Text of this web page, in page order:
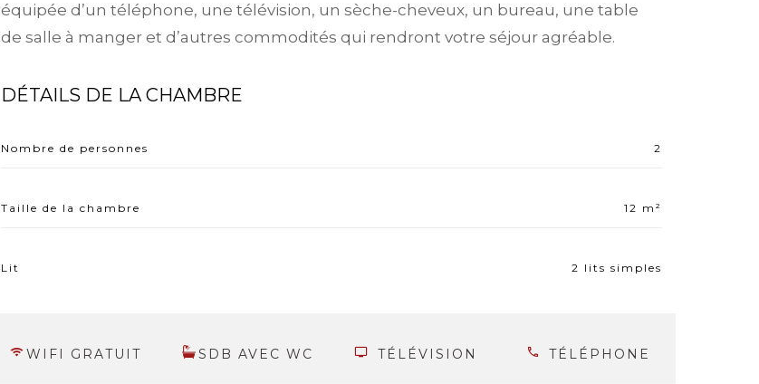
équipée d’un téléphone, une télévision, un sèche-cheveux, un bureau, une table
de salle à manger et d’autres commodités qui rendront votre séjour agréable.
DÉTAILS DE LA CHAMBRE
Nombre de personnes 2
Taille de la chambre 12 m²
Lit 2 lits simples
WIFI GRATUIT SDB AVEC WC TÉLÉVISION TÉLÉPHONE